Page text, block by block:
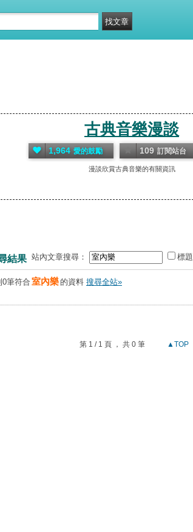
古典音樂漫談
漫談欣賞古典音樂的有關資訊
1,964 愛的鼓勵 109 訂閱站台
結果 站內文章搜尋： 標題
0筆符合室內樂 的資料 搜尋全站»
第 1 / 1 頁 ， 共 0 筆 ▲TOP